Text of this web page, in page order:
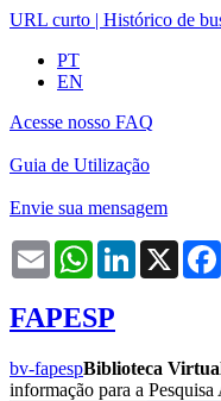
URL curto | Histórico de
PT
EN
Acesse nosso FAQ
Guia de Utilização
Envie sua mensagem
Email WhatsAppLinkedIn
X
FAPESP
bv-fapespBiblioteca
informação para a